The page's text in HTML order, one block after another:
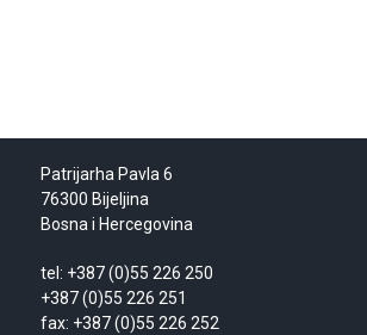
Patrijarha Pavla 6
76300 Bijeljina
Bosna i Hercegovina
tel: +387 (0)55 226 250
+387 (0)55 226 251
fax: +387 (0)55 226 252